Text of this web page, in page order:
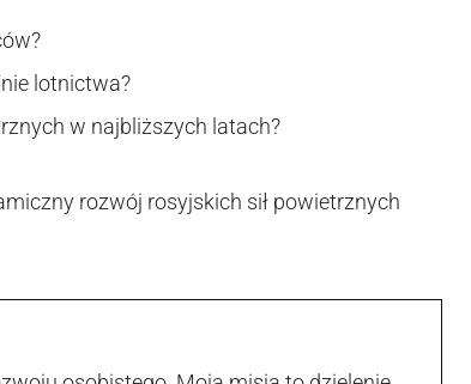
lotnictwa?
w najbliższych latach?
rozwój rosyjskich sił powietrznych